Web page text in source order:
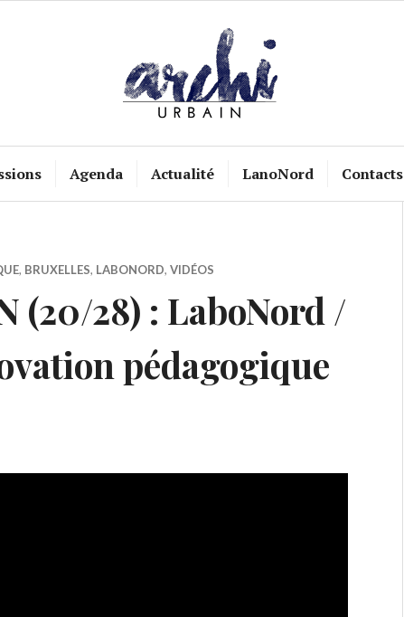
Agenda Actualité LanoNord Contacts
, BRUXELLES, LABONORD, VIDÉOS
(20/28) : LaboNord /
pédagogique